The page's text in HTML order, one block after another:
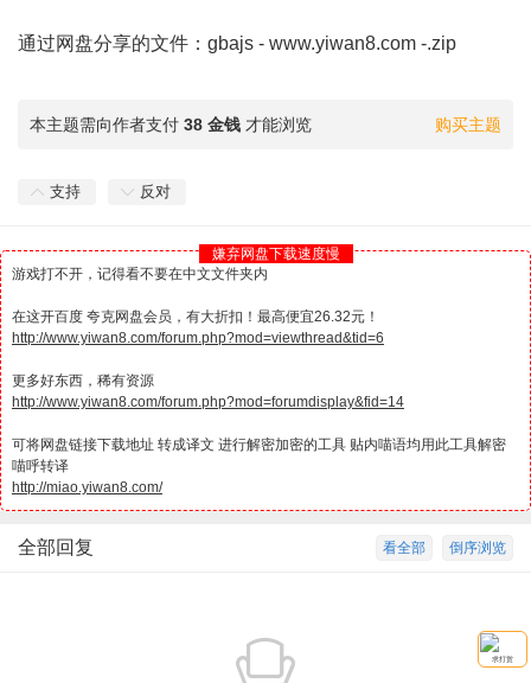
通过网盘分享的文件：gbajs - www.yiwan8.com -.zip
购买主题
本主题需向作者支付 38 金钱 才能浏览
支持 反对
嫌弃网盘下载速度慢
游戏打不开，记得看不要在中文文件夹内
在这开百度 夸克网盘会员，有大折扣！最高便宜26.32元！
http://www.yiwan8.com/forum.php?mod=viewthread&tid=6
更多好东西，稀有资源
http://www.yiwan8.com/forum.php?mod=forumdisplay&fid=14
可将网盘链接下载地址 转成译文 进行解密加密的工具 贴内喵语均用此工具解密
喵呼转译
http://miao.yiwan8.com/
倒序浏览
看全部
全部回复
求打赏